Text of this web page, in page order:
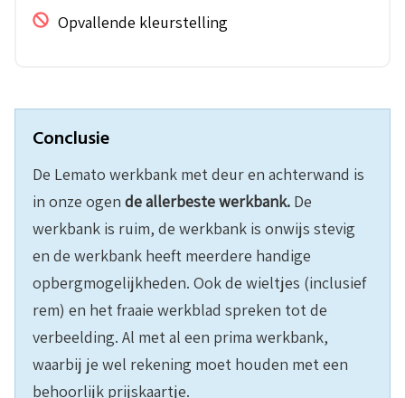
Opvallende kleurstelling
Conclusie
De Lemato werkbank met deur en achterwand is
in onze ogen de allerbeste werkbank. De
werkbank is ruim, de werkbank is onwijs stevig
en de werkbank heeft meerdere handige
opbergmogelijkheden. Ook de wieltjes (inclusief
rem) en het fraaie werkblad spreken tot de
verbeelding. Al met al een prima werkbank,
waarbij je wel rekening moet houden met een
behoorlijk prijskaartje.